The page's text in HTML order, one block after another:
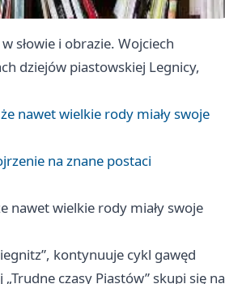
słowie i obrazie. Wojciech
dziejów piastowskiej Legnicy,
nawet wielkie rody miały swoje
na znane postaci
nawet wielkie rody miały swoje
kontynuuje cykl gawęd
czasy Piastów” skupi się na